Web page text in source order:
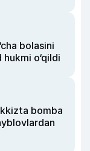
bolasini
o‘qildi
bomba